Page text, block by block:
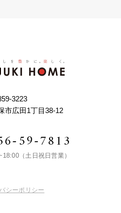
3223
市広田1丁目38-12
59-7813
（土日祝日営業）
シーポリシー